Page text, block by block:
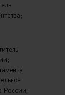
России;